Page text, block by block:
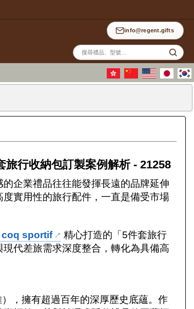
info@regent.gifts
站
內
搜
尋
行收納包訂製案例解析 - 21258
企業禮品往往能發揮長遠的品牌延伸
實用性的旅行配件，一直是備受市場
coq sportif
精心打造的「5件套旅行
代差旅需求深度整合，轉化為具備高
，擁有超過百年的深厚歷史底蘊。作